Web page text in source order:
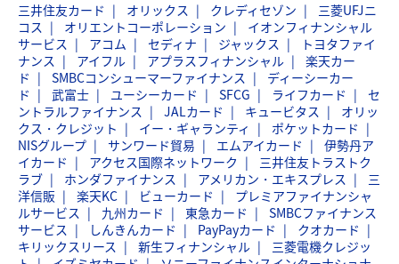
三井住友カード オリックス クレディセゾン
三菱UFJニ
コス
オリエントコーポレーション
イオンフィナンシャル
サービス
アコム セディナ ジャックス
トヨタファイ
ナンス
アイフル アプラスフィナンシャル
楽天カー
ド
SMBCコンシューマーファイナンス
ディーシーカー
ド
武富士 ユーシーカード SFCG ライフカード
セ
ントラルファイナンス
JALカード キュービタス
オリッ
クス・クレジット
イー・ギャランティ
ポケットカード
NISグループ
サンワード貿易 エムアイカード
伊勢丹ア
イカード
アクセス国際ネットワーク
三井住友トラストク
ラブ
ホンダファイナンス アメリカン・エキスプレス
三
洋信販
楽天KC ビューカード
プレミアファイナンシャ
ルサービス
九州カード 東急カード
SMBCファイナンス
サービス
しんきんカード PayPayカード
クオカード
キリックスリース
新生フィナンシャル
三菱電機クレジッ